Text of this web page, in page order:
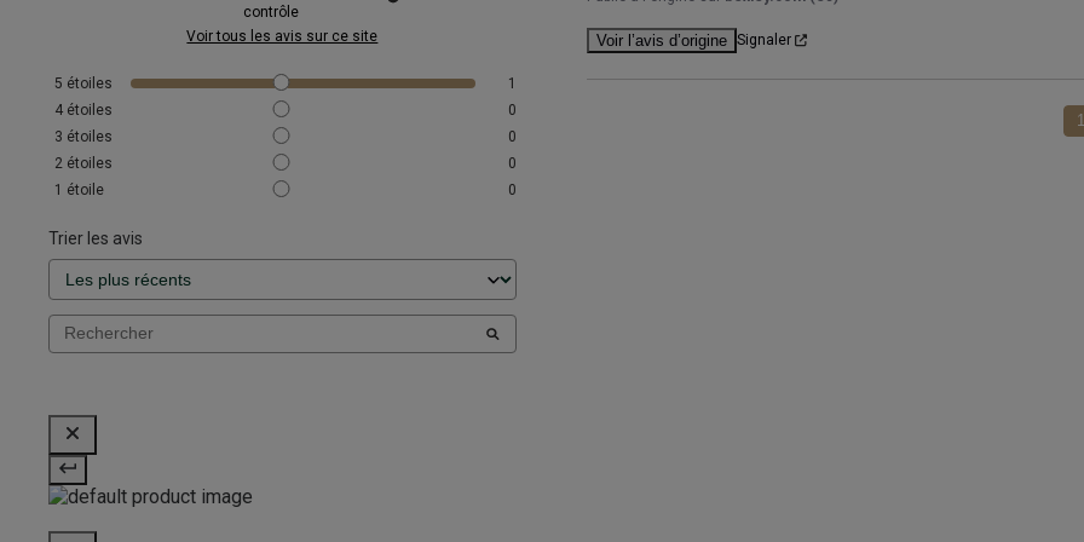
contrôle
Voir tous les avis sur ce site
5 étoiles
1
4 étoiles
0
3 étoiles
0
2 étoiles
0
1 étoile 0
Trier les avis
Voir l’avis d’origine Signaler